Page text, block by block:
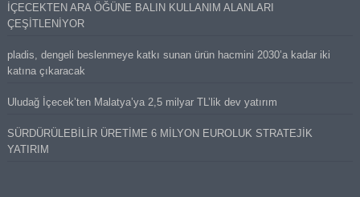
İÇECEKTEN ARA ÖĞÜNE BALIN KULLANIM ALANLARI
ÇEŞİTLENİYOR
pladis, dengeli beslenmeye katkı sunan ürün hacmini 2030’a kadar iki
katına çıkaracak
Uludağ İçecek’ten Malatya’ya 2,5 milyar TL’lik dev yatırım
SÜRDÜRÜLEBİLİR ÜRETİME 6 MİLYON EUROLUK STRATEJİK
YATIRIM